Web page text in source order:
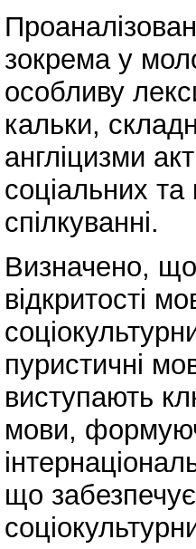
зокрема у
особливу
кальки,
англіцизми
соціальних
спілкуванні.
Визначено, що
відкритості
пуристичні
виступають
мови,
що